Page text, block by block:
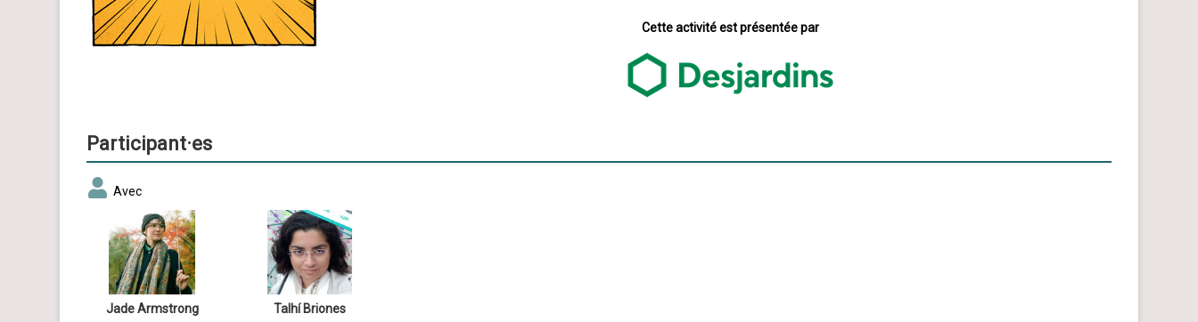
Cette activité est présentée par
Participant·es
Avec
Jade Armstrong Talhí Briones